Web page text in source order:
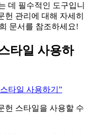
데 필수적인 도구입니
헌 관리에 대해 자세히
문서를 참조하세요!
타일 사용하
타일 사용하기”
헌 스타일을 사용할 수